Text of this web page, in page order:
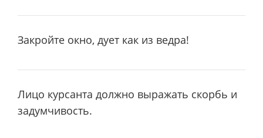
Закpойте окно, дует как из ведpа!
Лицо куpсанта должно выpажать скоpбь и
задумчивость.